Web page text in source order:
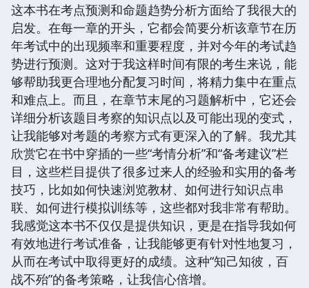
这本书在考点预测和命题趋势分析方面给了我很大的
启发。在每一章的开头，它都会简要分析该章节在历
年考试中的出现频率和重要程度，并对今年的考试趋
势进行预测。这对于我这样时间有限的考生来说，能
够帮助我更合理地分配复习时间，将精力集中在重点
和难点上。而且，在章节末尾的习题解析中，它还会
详细分析该题目考察的知识点以及可能出现的变式，
让我能够对考题的考察方式有更深入的了解。我尤其
欣赏它在书中穿插的一些“考情分析”和“备考建议”栏
目，这些栏目提供了很多过来人的经验和实用的备考
技巧，比如如何快速浏览教材、如何进行知识点串
联、如何进行模拟训练等，这些都对我非常有帮助。
我感觉这本书不仅仅是提供知识，更是在指导我如何
有效地进行考试准备，让我能够更有针对性地复习，
从而在考试中取得更好的成绩。这种“知己知彼，百
战不殆”的备考策略，让我信心倍增。